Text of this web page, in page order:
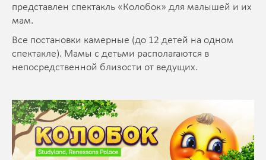
представлен спектакль «Колобок» для малышей и их
мам.
Все постановки камерные (до 12 детей на одном
спектакле). Мамы с детьми располагаются в
непосредственной близости от ведущих.